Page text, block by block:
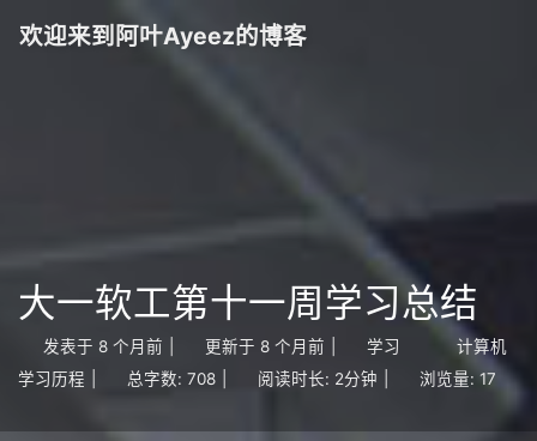
欢迎来到阿叶Ayeez的博客
大一软工第十一周学习总结
发表于 8 个月前 更新于 8 个月前 学习
计算机
学习历程
总字数: 708 阅读时长: 2分钟 浏览量: 17